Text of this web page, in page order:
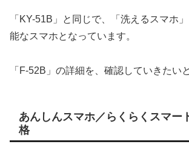
「KY-51B」と同じで、「洗えるスマホ
能なスマホとなっています。
「F-52B」の詳細を、確認していきたい
あんしんスマホ／らくらくスマー
格